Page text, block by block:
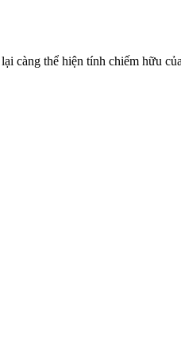
càng thể hiện tính chiếm hữu